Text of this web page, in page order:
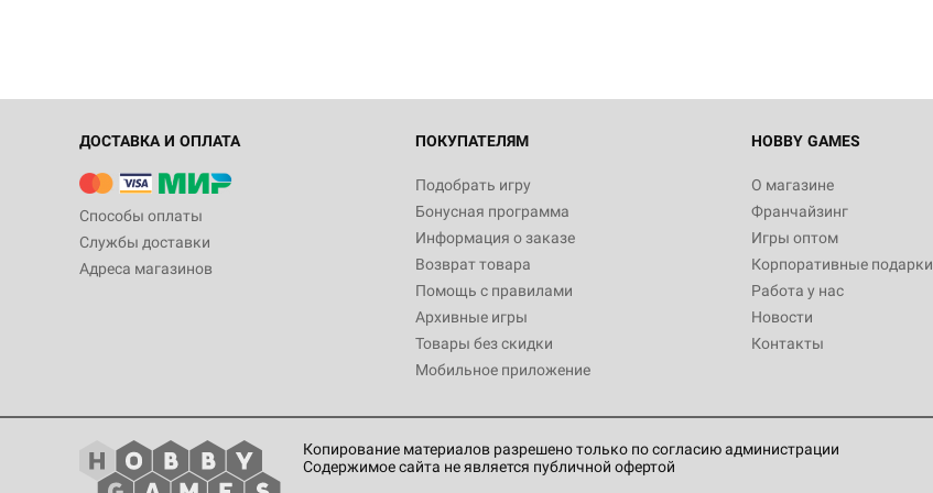
ДОСТАВКА И ОПЛАТА
Способы оплаты
Службы доставки
Адреса магазинов
ПОКУПАТЕЛЯМ
Подобрать игру
Бонусная программа
Информация о заказе
Возврат товара
Помощь с правилами
Архивные игры
Товары без скидки
Мобильное приложение
HOBBY GAMES
О магазине
Франчайзинг
Игры оптом
Корпоративные подарки
Работа у нас
Новости
Контакты
Копирование материалов разрешено только по согласию администрации
Содержимое сайта не является публичной офертой